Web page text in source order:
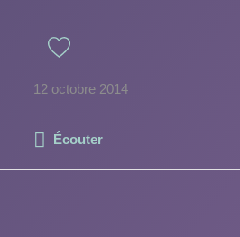
12 octobre 2014
Écouter